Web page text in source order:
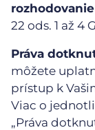
22 ods. 1 až 4
Práva
môžete
prístup k
Viac o
„Práva